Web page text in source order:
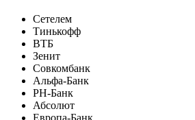
Сетелем
Тинькофф
ВТБ
Зенит
Совкомбанк
Альфа-Банк
РН-Банк
Абсолют
Европа-Банк